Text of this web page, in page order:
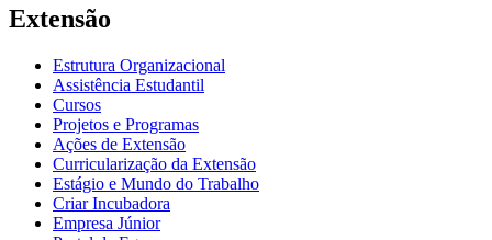
Extensão
Estrutura Organizacional
Assistência Estudantil
Cursos
Projetos e Programas
Ações de Extensão
Curricularização da Extensão
Estágio e Mundo do Trabalho
Criar Incubadora
Empresa Júnior